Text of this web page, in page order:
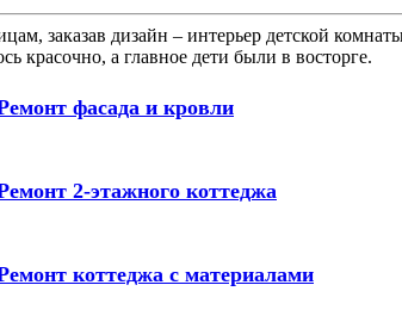
заказав дизайн – интерьер детской
а главное дети были в восторге.
фасада и кровли
2-этажного коттеджа
коттеджа с материалами